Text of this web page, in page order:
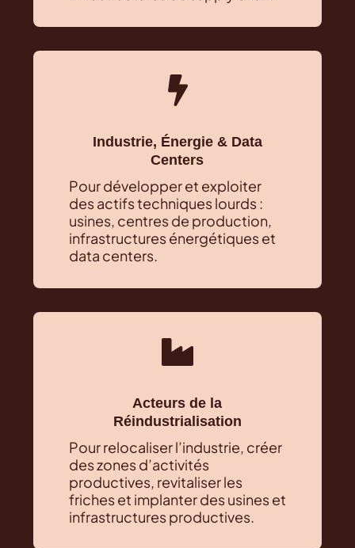

Industrie, Énergie & Data
Centers
Pour développer et exploiter
des actifs techniques lourds :
usines, centres de production,
infrastructures énergétiques et
data centers.

Acteurs de la
Réindustrialisation
Pour relocaliser l’industrie, créer
des zones d’activités
productives, revitaliser les
friches et implanter des usines et
infrastructures productives.